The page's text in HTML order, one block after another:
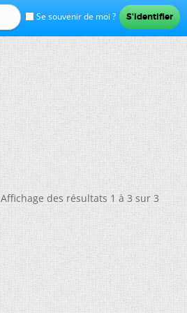
Se souvenir de moi ?
Affichage des résultats 1 à 3 sur 3